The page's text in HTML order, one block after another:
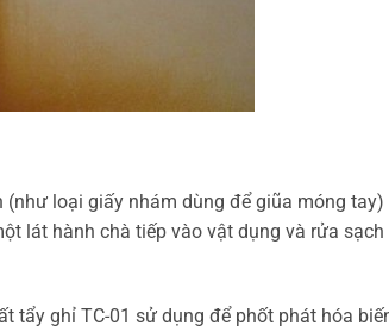
loại giấy nhám dùng để giũa móng tay)
lát hành chà tiếp vào vật dụng và rửa sạch
tẩy ghỉ TC-01 sử dụng để phốt phát hóa